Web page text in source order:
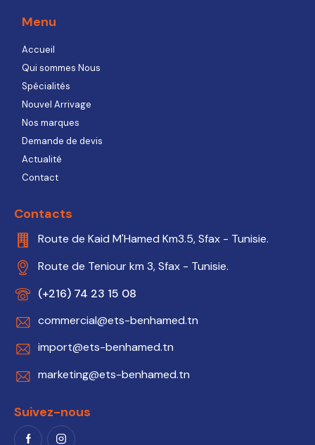
Menu
Accueil
Qui sommes Nous
Spécialités
Nouvel Arrivage
Nos marques
Demande de devis
Actualité
Contact
Contacts
Route de Kaid M'Hamed Km3.5, Sfax - Tunisie.
Route de Teniour km 3, Sfax - Tunisie.
(+216) 74 23 15 08
commercial@ets-benhamed.tn
import@ets-benhamed.tn
marketing@ets-benhamed.tn
Suivez-nous